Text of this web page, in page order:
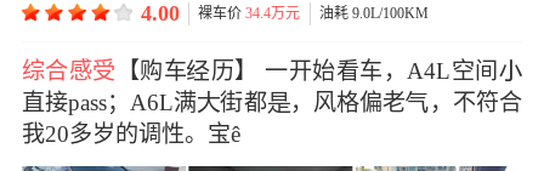
4.00 裸车价34.4万元 油耗 9.0L/100KM
综合感受
【购车历】 一开始看车，A4L空间
直接pass；A6L满街都，风格偏老，不符合
我20多岁的调性。宝ê